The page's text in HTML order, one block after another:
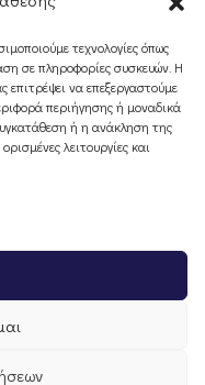
τεχνολογίες όπως
σε πληροφορίες συσκευών. Η
επιτρέψει να επεξεργαστούμε
περιήγησης ή μοναδικά
ή η ανάκληση της
λειτουργίες και
byKnowledge A.E.